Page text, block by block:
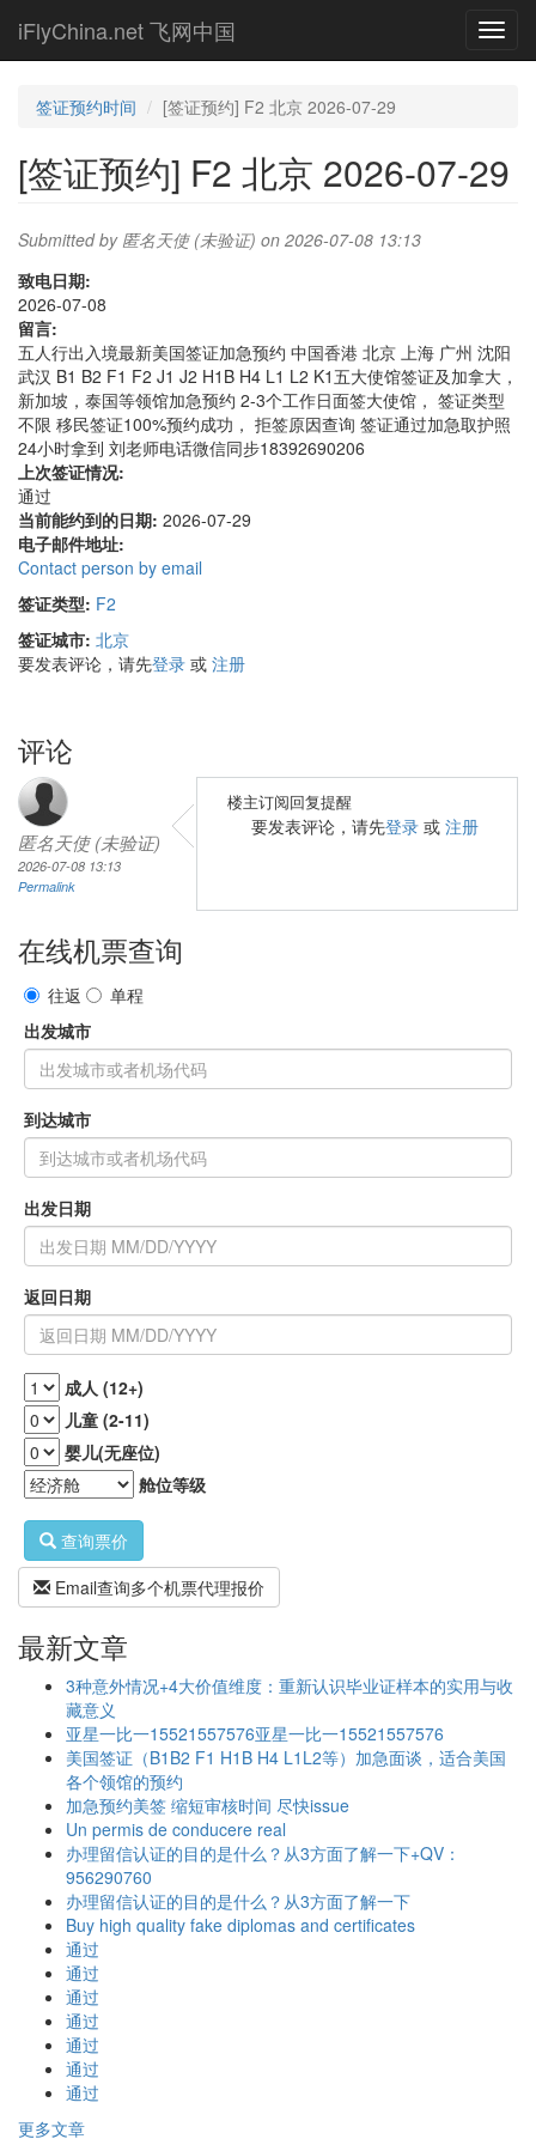
main
iFlyChina.net 飞网中国
签证预约时间 [签证预约] F2 北京 2026-07-29
[签证预约] F2 北京 2026-07-29
Submitted by 匿名天使 (未验证) on 2026-07-08 13:13
致电日期:
2026-07-08
留言:
五人行出入境最新美国签证加急预约 中国香港 北京 上海 广州 沈阳
武汉 B1 B2 F1 F2 J1 J2 H1B H4 L1 L2 K1五大使馆签证及加拿大，
新加坡，泰国等领馆加急预约 2-3个工作日面签大使馆， 签证类型
不限 移民签证100%预约成功， 拒签原因查询 签证通过加急取护照
24小时拿到 刘老师电话微信同步18392690206
上次签证情况:
通过
当前能约到的日期: 2026-07-29
电子邮件地址:
Contact person by email
签证类型: F2
签证城市: 北京
要发表评论，请先登录 或 注册
评论
匿名天使 (未验证)
2026-07-08 13:13
Permalink
楼主订阅回复提醒
要发表评论，请先登录 或 注册
在线机票查询
往返
单程
出发城市
到达城市
出发日期
返回日期
成人 (12+)
儿童 (2-11)
婴儿(无座位)
舱位等级
查询票价
Email查询多个机票代理报价
最新文章
3种意外情况+4大价值维度：重新认识毕业证样本的实用与收
藏意义
亚星一比一15521557576亚星一比一15521557576
美国签证（B1B2 F1 H1B H4 L1L2等）加急面谈，适合美国
各个领馆的预约
加急预约美签 缩短审核时间 尽快issue
Un permis de conducere real
办理留信认证的目的是什么？从3方面了解一下+QV：
956290760
办理留信认证的目的是什么？从3方面了解一下
Buy high quality fake diplomas and certificates
通过
通过
通过
通过
通过
通过
通过
更多文章